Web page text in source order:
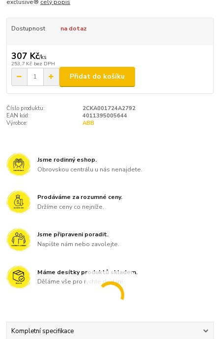
exclusive® celý popis
Dostupnost na dotaz
307 Kč/ks
253,7 Kč bez DPH
Přidat do košíku
Číslo produktu:
2CKA001724A2792
EAN kód:
4011395005644
Výrobce:
ABB
Jsme rodinný eshop.
Obrovskou centrálu u nás nenajdete.
Prodáváme za rozumné ceny.
Držíme ceny co nejníže.
Jsme připraveni poradit.
Napište nám nebo zavolejte.
Máme desítky produktů skladem.
Děláme vše pro rychlé dodání.
Kompletní specifikace